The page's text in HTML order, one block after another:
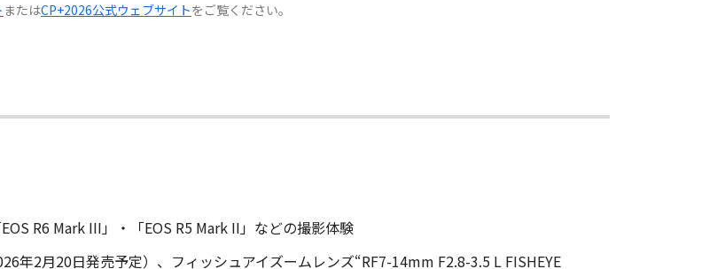
またはCP+2026公式ウェブサイトをご覧ください。
R6 Mark III」・「EOS R5 Mark II」などの撮影体験
年2月20日発売予定）、フィッシュアイズームレンズ“RF7-14mm F2.8-3.5 L FISHEYE